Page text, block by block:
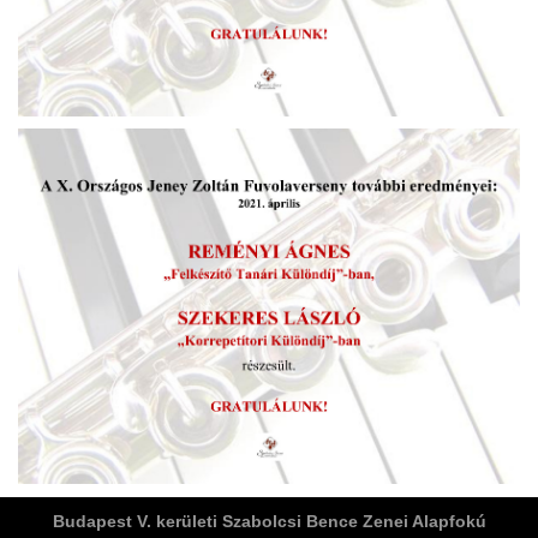
Területi Válogatója
Budapest V. kerületi Szabolcsi Bence Zenei Alapfokú